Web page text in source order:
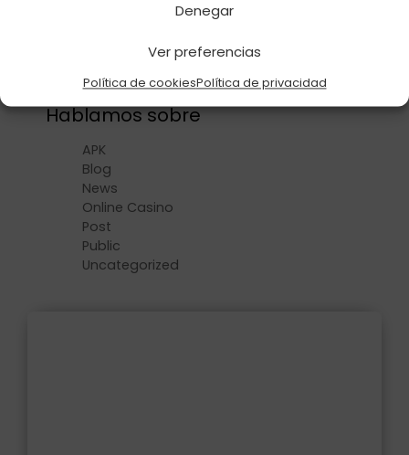
Denegar
Ver preferencias
Política de cookiesPolítica de privacidad
Comparte esta notícia:
Hablamos sobre
APK
Blog
News
Online Casino
Post
Public
Uncategorized